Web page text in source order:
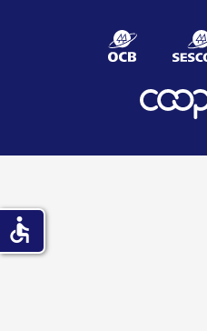
accessible